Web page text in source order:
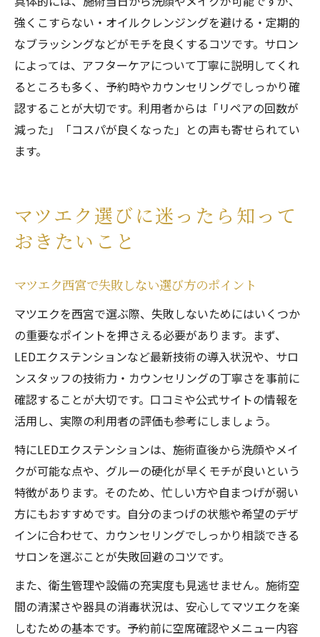
強くこすらない・オイルクレンジングを避ける・定期的
なブラッシングなどがモチを良くするコツです。サロン
によっては、アフターケアについて丁寧に説明してくれ
るところも多く、予約時やカウンセリングでしっかり確
認することが大切です。利用者からは「リペアの回数が
減った」「コスパが良くなった」との声も寄せられてい
ます。
マツエク選びに迷ったら知って
おきたいこと
マツエク西宮で失敗しない選び方のポイント
マツエクを西宮で選ぶ際、失敗しないためにはいくつか
の重要なポイントを押さえる必要があります。まず、
LEDエクステンションなど最新技術の導入状況や、サロ
ンスタッフの技術力・カウンセリングの丁寧さを事前に
確認することが大切です。口コミや公式サイトの情報を
活用し、実際の利用者の評価も参考にしましょう。
特にLEDエクステンションは、施術直後から洗顔やメイ
クが可能な点や、グルーの硬化が早くモチが良いという
特徴があります。そのため、忙しい方や自まつげが弱い
方にもおすすめです。自分のまつげの状態や希望のデザ
インに合わせて、カウンセリングでしっかり相談できる
サロンを選ぶことが失敗回避のコツです。
また、衛生管理や設備の充実度も見逃せません。施術空
間の清潔さや器具の消毒状況は、安心してマツエクを楽
しむための基本です。予約前に空席確認やメニュー内容